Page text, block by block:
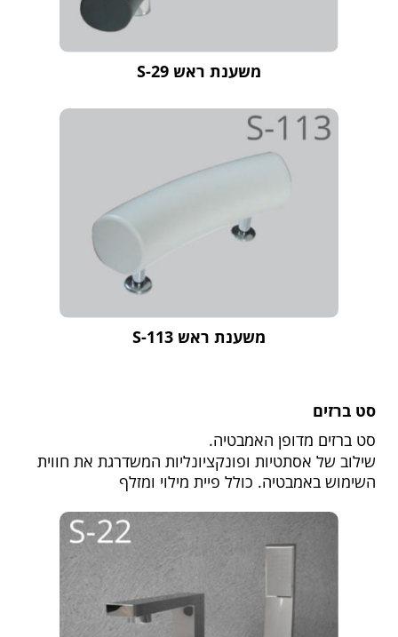
משענת ראש S-29
משענת ראש S-113
סט ברזים
סט ברזים מדופן האמבטיה.
שילוב של אסתטיות ופונקציונליות המשדרגת את חווית
השימוש באמבטיה. כולל פיית מילוי ומזלף